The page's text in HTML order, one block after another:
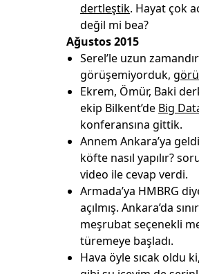
dertleştik. Hayat çok
değil mi bea?
Ağustos 2015
Serel’le uzun zamandır
görüşemiyorduk,
Ekrem, Ömür, Baki
ekip Bilkent’de Big
konferansına gittik.
Annem Ankara’ya
köfte nasıl yapılır?
video ile cevap verdi.
Armada’ya HMBRG
açılmış. Ankara’da
meşrubat seçenekli
türemeye başladı.
Hava öyle sıcak oldu ki,